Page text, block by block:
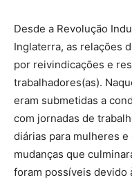
Desde a Revolução
Inglaterra, as relações
por reivindicações e
trabalhadores(as).
eram submetidas a
com jornadas de
diárias para mulheres e
mudanças que
foram possíveis devido